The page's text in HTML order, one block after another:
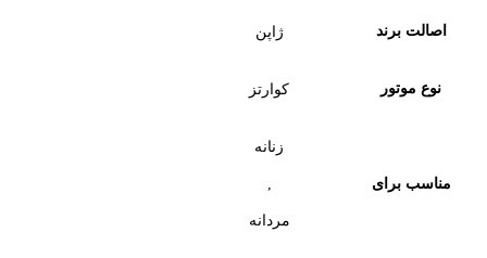
اصالت برند ژاپن
نوع موتور کوارتز
مناسب برای
زنانه
مردانه